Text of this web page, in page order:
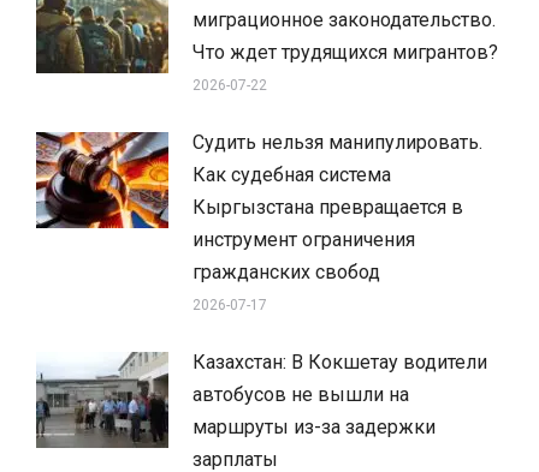
миграционное законодательство.
Что ждет трудящихся мигрантов?
2026-07-22
Судить нельзя манипулировать.
Как судебная система
Кыргызстана превращается в
инструмент ограничения
гражданских свобод
2026-07-17
Казахстан: В Кокшетау водители
автобусов не вышли на
маршруты из-за задержки
зарплаты